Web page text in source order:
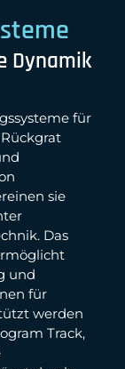
Dynamik
für
sie
Das
und
für
werden
Track,